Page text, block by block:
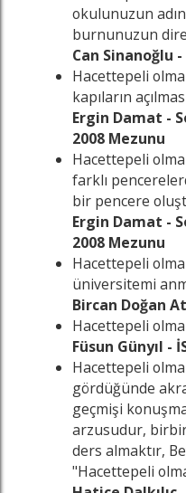
okulunuzun
burnunuzun
Can Sinanoğlu
Hacettepeli
kapıların
Ergin Damat -
2008 Mezunu
Hacettepeli
farklı
bir pencere
Ergin Damat -
2008 Mezunu
Hacettepeli
üniversitemi
Bircan Doğan
Hacettepeli
Füsun Günyıl -
Hacettepeli
gördüğünde
geçmişi
arzusudur,
ders almaktır,
"Hacettepeli